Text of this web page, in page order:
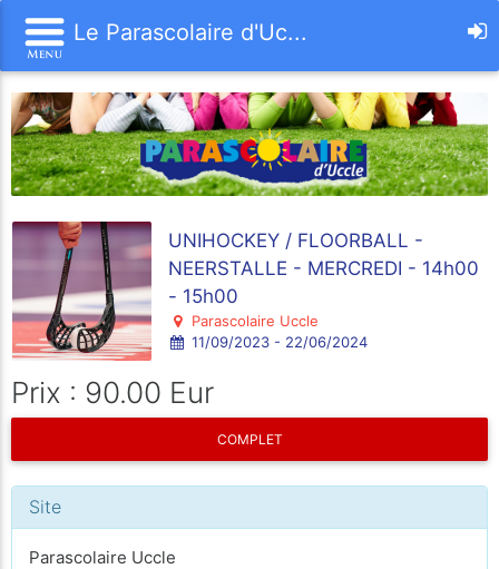
Le Parascolaire d'Uc...
UNIHOCKEY / FLOORBALL -
NEERSTALLE - MERCREDI - 14h00
- 15h00
Parascolaire Uccle
11/09/2023 - 22/06/2024
Prix : 90.00 Eur
COMPLET
Site
Parascolaire Uccle